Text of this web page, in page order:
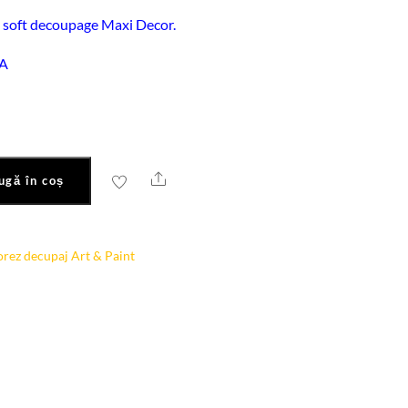
decoupage Maxi Decor.
în coș Share
decupaj Art & Paint